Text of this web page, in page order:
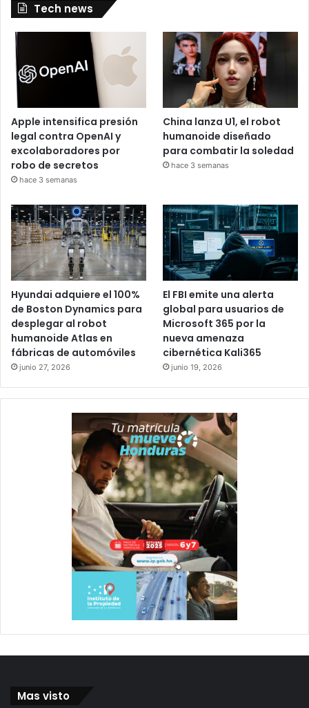
Tech news
Apple intensifica presión
legal contra OpenAI y
excolaboradores por
robo de secretos
hace 3 semanas
China lanza U1, el robot
humanoide diseñado
para combatir la soledad
hace 3 semanas
Hyundai adquiere el 100%
de Boston Dynamics para
desplegar al robot
humanoide Atlas en
fábricas de automóviles
junio 27, 2026
El FBI emite una alerta
global para usuarios de
Microsoft 365 por la
nueva amenaza
cibernética Kali365
junio 19, 2026
Mas visto